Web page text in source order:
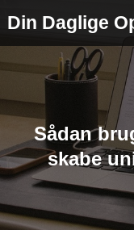
Din Daglige
Sådan
skabe